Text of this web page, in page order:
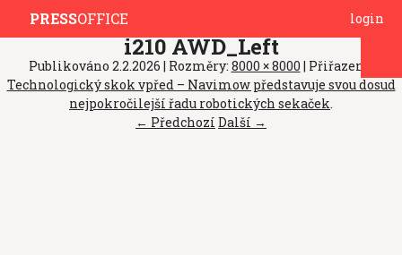
PRESSOFFICE login
i210 AWD_Left
Publikováno 2.2.2026 | Rozměry: 8000 × 8000 | Přiřazeno:
Technologický skok vpřed – Navimow představuje svou dosud
nejpokročilejší řadu robotických sekaček.
← Předchozí Další →